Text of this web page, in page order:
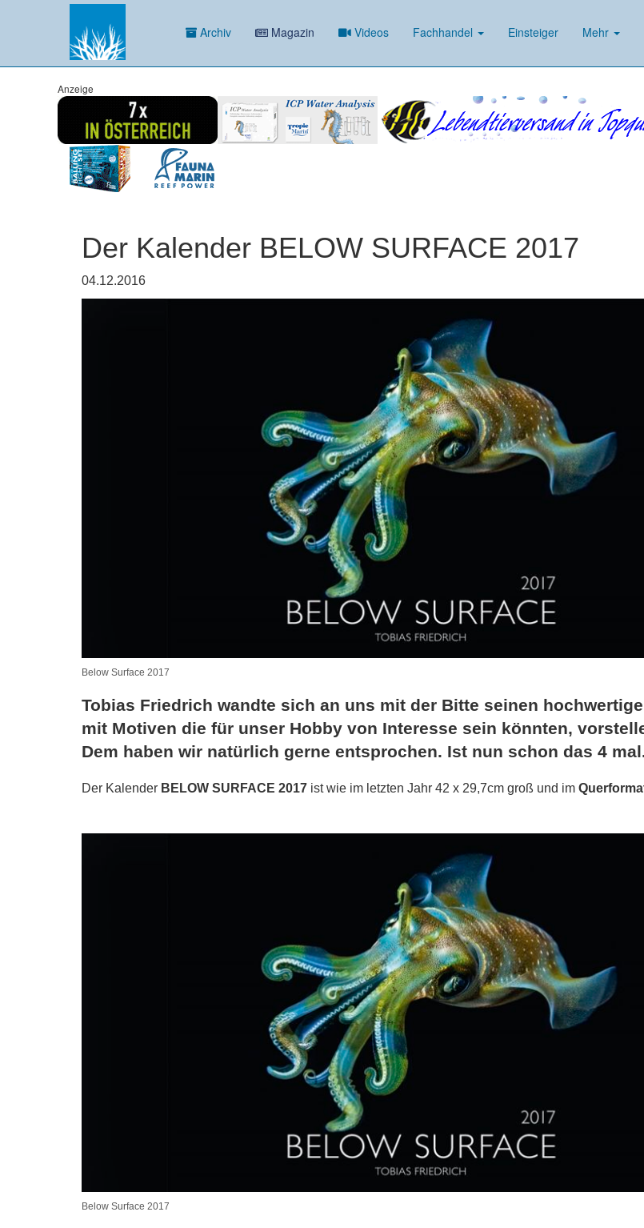
Archiv Magazin Videos Fachhandel Einsteiger Mehr
Anzeige
Der Kalender BELOW SURFACE 2017
04.12.2016
Below Surface 2017
Tobias Friedrich wandte sich an uns mit der Bitte seinen
mit Motiven die für unser Hobby von Interesse sein könnten,
Dem haben wir natürlich gerne entsprochen. Ist nun schon das 4
Der Kalender BELOW SURFACE 2017 ist wie im letzten Jahr 42 x 29,7cm groß und im
Below Surface 2017